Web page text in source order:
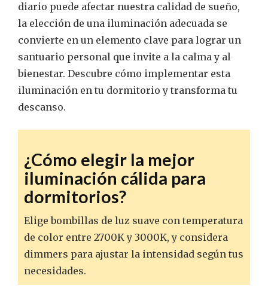
diario puede afectar nuestra calidad de sueño,
la elección de una iluminación adecuada se
convierte en un elemento clave para lograr un
santuario personal que invite a la calma y al
bienestar. Descubre cómo implementar esta
iluminación en tu dormitorio y transforma tu
descanso.
¿Cómo elegir la mejor
iluminación cálida para
dormitorios?
Elige bombillas de luz suave con temperatura
de color entre 2700K y 3000K, y considera
dimmers para ajustar la intensidad según tus
necesidades.